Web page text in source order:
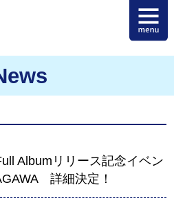
Albumリリース記念イベン
詳細決定！